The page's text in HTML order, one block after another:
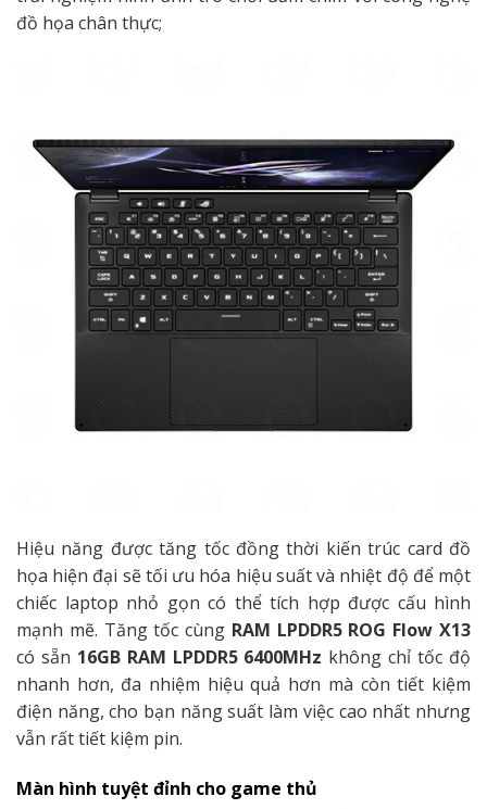
đồ họa chân thực;
Hiệu năng được tăng tốc đồng thời kiến trúc card đồ
họa hiện đại sẽ tối ưu hóa hiệu suất và nhiệt độ để một
chiếc laptop nhỏ gọn có thể tích hợp được cấu hình
mạnh mẽ. Tăng tốc cùng RAM LPDDR5 ROG Flow X13
có sẵn 16GB RAM LPDDR5 6400MHz không chỉ tốc độ
nhanh hơn, đa nhiệm hiệu quả hơn mà còn tiết kiệm
điện năng, cho bạn năng suất làm việc cao nhất nhưng
vẫn rất tiết kiệm pin.
Màn hình tuyệt đỉnh cho game thủ